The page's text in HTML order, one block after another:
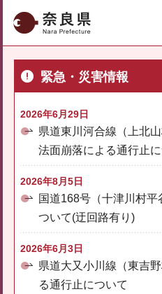
奈良県
緊急・災害情報
2026年6月29日
県道東川河合線（上北
法面崩落による通行止
2026年8月5日
国道168号（十津川村
ついて(迂回路有り)
2026年6月3日
県道大又小川線（東吉
る通行止について